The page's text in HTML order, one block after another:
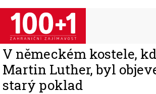
Přejít
hlavnímu
obsahu
V německém kostele,
Martin Luther, byl
starý poklad